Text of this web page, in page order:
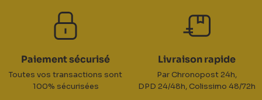
Paiement sécurisé
Toutes vos transactions sont
100% sécurisées
Livraison rapide
Par Chronopost 24h,
DPD 24/48h, Colissimo 48/72h